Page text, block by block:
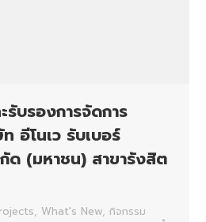
รับรองการจัดการ
อีโนเว รับเบอร์
ด (มหาชน) สาขารังสิต
, What's New, กิจกรรม